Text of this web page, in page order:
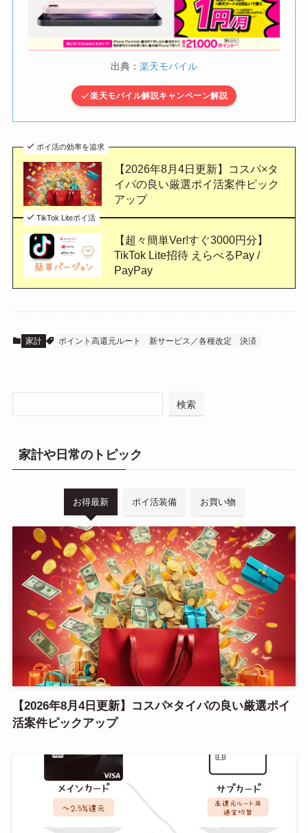
出典： 楽天モバイル
楽天モバイル解説キャンペーン解説
ポイ活の効率を追求
【2026年8月4日更新】コスパ×タ
イパの良い厳選ポイ活案件ピック
アップ
TikTok Liteポイ活
【超々簡単Ver!すぐ3000円分】
TikTok Lite招待 えらべるPay /
PayPay
家計 ポイント高還元ルート 新サービス／各種改定 決済
検索
家計や日常のトピック
お得最新 ポイ活装備 お買い物
【2026年8月4日更新】コスパ×タイパの良い厳選ポイ
活案件ピックアップ